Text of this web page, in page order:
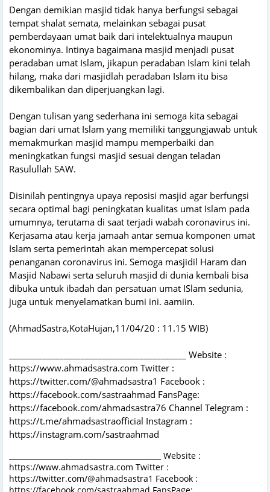
Dengan demikian masjid tidak hanya berfungsi sebagai
tempat shalat semata, melainkan sebagai pusat
pemberdayaan umat baik dari intelektualnya maupun
ekonominya. Intinya bagaimana masjid menjadi pusat
peradaban umat Islam, jikapun peradaban Islam kini telah
hilang, maka dari masjidlah peradaban Islam itu bisa
dikembalikan dan diperjuangkan lagi.
Dengan tulisan yang sederhana ini semoga kita sebagai
bagian dari umat Islam yang memiliki tanggungjawab untuk
memakmurkan masjid mampu memperbaiki dan
meningkatkan fungsi masjid sesuai dengan teladan
Rasulullah SAW.
Disinilah pentingnya upaya reposisi masjid agar berfungsi
secara optimal bagi peningkatan kualitas umat Islam pada
umumnya, terutama di saat terjadi wabah coronavirus ini.
Kerjasama atau kerja jamaah antar semua komponen umat
Islam serta pemerintah akan mempercepat solusi
penanganan coronavirus ini. Semoga masjidil Haram dan
Masjid Nabawi serta seluruh masjid di dunia kembali bisa
dibuka untuk ibadah dan persatuan umat ISlam sedunia,
juga untuk menyelamatkan bumi ini. aamiin.
(AhmadSastra,KotaHujan,11/04/20 : 11.15 WIB)
__________________________________________ Website :
https://www.ahmadsastra.com Twitter :
https://twitter.com/@ahmadsastra1 Facebook :
https://facebook.com/sastraahmad FansPage:
https://facebook.com/ahmadsastra76 Channel Telegram :
https://t.me/ahmadsastraofficial Instagram :
https://instagram.com/sastraahmad
__________________________________________ Website :
https://www.ahmadsastra.com Twitter :
https://twitter.com/@ahmadsastra1 Facebook :